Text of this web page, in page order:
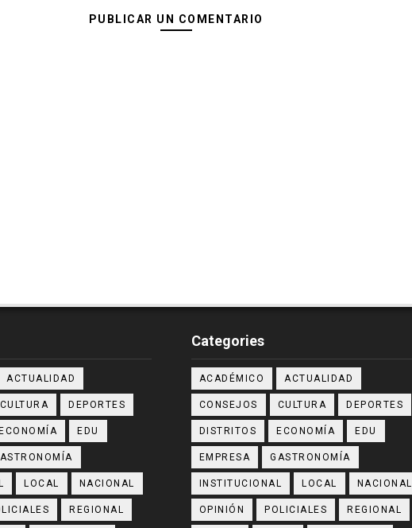
PUBLICAR UN COMENTARIO
ACTUALIDAD
CULTURA DEPORTES
ECONOMÍA EDU
LOCAL NACIONAL
REGIONAL
Categories
ACADÉMICO ACTUALIDAD
CONSEJOS CULTURA DEPORTES
DISTRITOS ECONOMÍA EDU
EMPRESA GASTRONOMÍA
INSTITUCIONAL LOCAL NACIONAL
OPINIÓN POLICIALES REGIONAL